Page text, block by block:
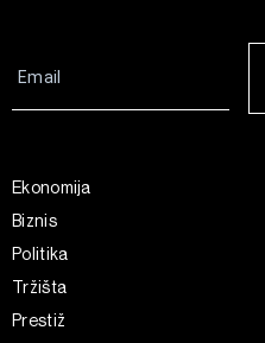
Ekonomija
Biznis
Politika
Tržišta
Prestiž